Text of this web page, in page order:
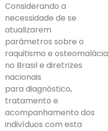
Considerando a
necessidade de se
atualizarem
parâmetros sobre o
raquitismo e osteomalácia
no Brasil e diretrizes
nacionais
para diagnóstico,
tratamento e
acompanhamento dos
indivíduos com esta